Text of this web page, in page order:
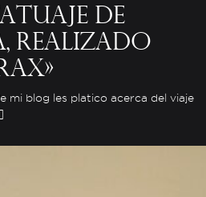
de
realizado
mi blog les platico acerca del viaje